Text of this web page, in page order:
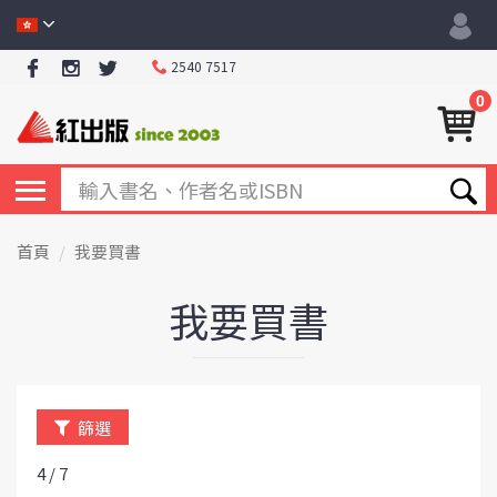
2540 7517
0
首頁 我要買書
我要買書
篩選
4 / 7